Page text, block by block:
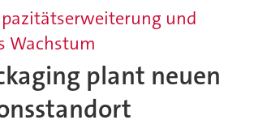
und
Wachstum
plant neuen